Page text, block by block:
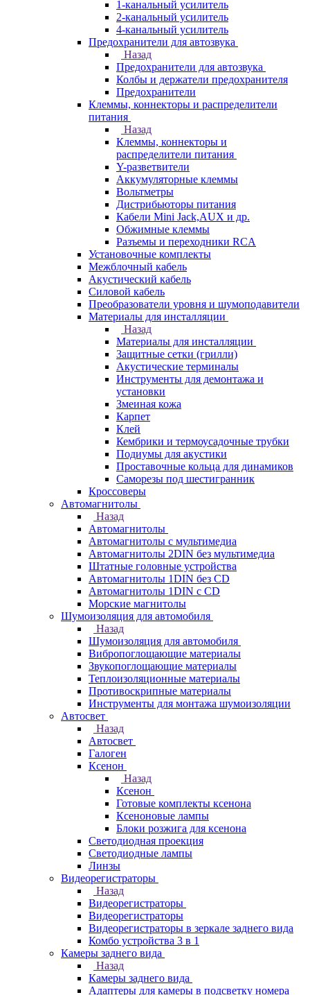
1-канальный усилитель
2-канальный усилитель
4-канальный усилитель
Предохранители для автозвука
Назад
Предохранители для автозвука
Колбы и держатели предохранителя
Предохранители
Клеммы, коннекторы и распределители
питания
Назад
Клеммы, коннекторы и
распределители питания
Y-разветвители
Аккумуляторные клеммы
Вольтметры
Дистрибьюторы питания
Кабели Mini Jack,AUX и др.
Обжимные клеммы
Разъемы и переходники RCA
Установочные комплекты
Межблочный кабель
Акустический кабель
Силовой кабель
Преобразователи уровня и шумоподавители
Материалы для инсталляции
Назад
Материалы для инсталляции
Защитные сетки (грилли)
Акустические терминалы
Инструменты для демонтажа и
установки
Змеиная кожа
Карпет
Клей
Кембрики и термоусадочные трубки
Подиумы для акустики
Проставочные кольца для динамиков
Саморезы под шестигранник
Кроссоверы
Автомагнитолы
Назад
Автомагнитолы
Автомагнитолы с мультимедиа
Автомагнитолы 2DIN без мультимедиа
Штатные головные устройства
Автомагнитолы 1DIN без CD
Автомагнитолы 1DIN с CD
Морские магнитолы
Шумоизоляция для автомобиля
Назад
Шумоизоляция для автомобиля
Вибропоглощающие материалы
Звукопоглощающие материалы
Теплоизоляционные материалы
Противоскрипные материалы
Инструменты для монтажа шумоизоляции
Автосвет
Назад
Автосвет
Галоген
Ксенон
Назад
Ксенон
Готовые комплекты ксенона
Ксеноновые лампы
Блоки розжига для ксенона
Светодиодная проекция
Светодиодные лампы
Линзы
Видеорегистраторы
Назад
Видеорегистраторы
Видеорегистраторы
Видеорегистраторы в зеркале заднего вида
Комбо устройства 3 в 1
Камеры заднего вида
Назад
Камеры заднего вида
Адаптеры для камеры в подсветку номера